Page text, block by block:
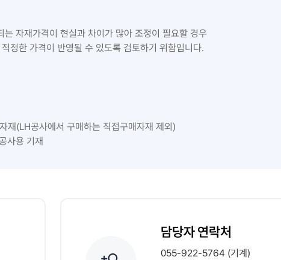
자재가격이 현실과 차이가 많아 조정이 필요할 경우
정한 가격이 반영될 수 있도록 검토하기 위함입니다.
재(LH공사에서 구매하는 직접구매자재 제외)
사용 기재
담당자 연락처
055-922-5764 (기계)